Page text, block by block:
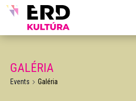
GALÉRIA
Events Galéria